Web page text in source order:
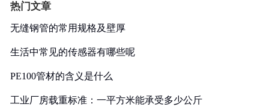
热门文章
无缝钢管的常用规格及壁厚
生活中常见的传感器有哪些呢
PE100管材的含义是什么
工业厂房载重标准：一平方米能承受多少公斤